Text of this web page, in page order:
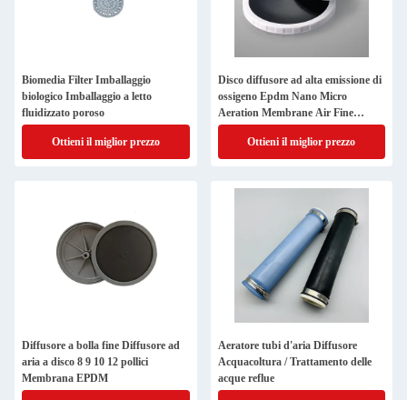
Biomedia Filter Imballaggio
biologico Imballaggio a letto
fluidizzato poroso
Ottieni il miglior prezzo
Disco diffusore ad alta emissione di
ossigeno Epdm Nano Micro
Aeration Membrane Air Fine
Bubble Disc Diffuser per ossigeno
Ottieni il miglior prezzo
Diffusore a bolla fine Diffusore ad
aria a disco 8 9 10 12 pollici
Membrana EPDM
Aeratore tubi d'aria Diffusore
Acquacoltura / Trattamento delle
acque reflue